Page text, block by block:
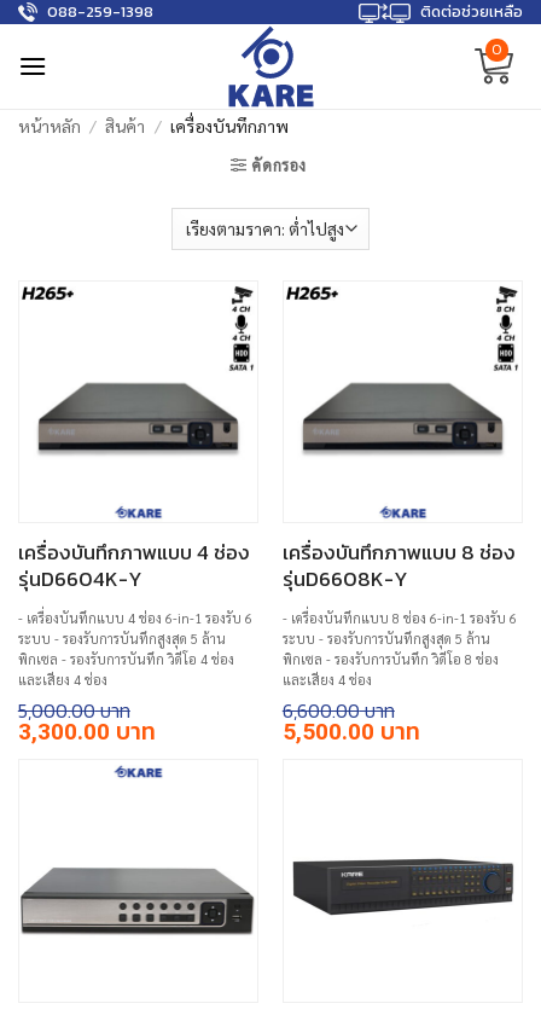
Skip
content
088-259-1398
ติดต่อช่วยเหลือ
0
หน้าหลัก / สินค้า / เครื่องบันทึกภาพ
คัดกรอง
เครื่องบันทึกภาพแบบ 4 ช่อง
รุ่นD6604K-Y
5,000.00
Original
price
3,300.00 Current
price
฿3,300.00.
- เครื่องบันทึกแบบ 4 ช่อง 6-in-1 รองรับ 6
ระบบ - รองรับการบันทึกสูงสุด 5 ล้าน
พิกเซล - รองรับการบันทึก วิดีโอ 4 ช่อง
และเสียง 4 ช่อง
เครื่องบันทึกภาพแบบ 8 ช่อง
รุ่นD6608K-Y
6,600.00
Original
price
5,500.00 Current
price
- เครื่องบันทึกแบบ 8 ช่อง 6-in-1 รองรับ 6
ระบบ - รองรับการบันทึกสูงสุด 5 ล้าน
พิกเซล - รองรับการบันทึก วิดีโอ 8 ช่อง
และเสียง 4 ช่อง